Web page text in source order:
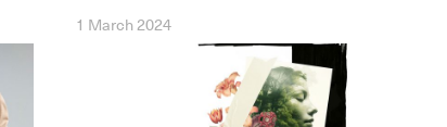
1 March 2024